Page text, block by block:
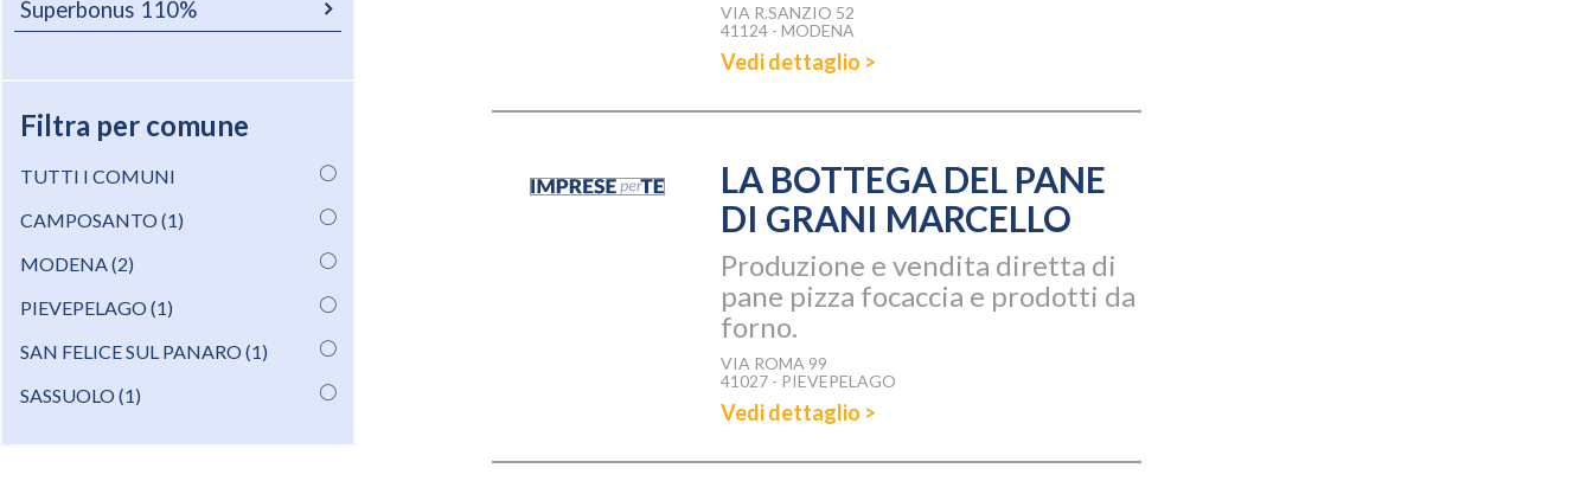
Superbonus 110%
Filtra per comune
TUTTI I COMUNI
CAMPOSANTO (1)
MODENA (2)
PIEVEPELAGO (1)
SAN FELICE SUL PANARO (1)
SASSUOLO (1)
VIA R.SANZIO 52
41124 - MODENA
Vedi dettaglio >
LA BOTTEGA DEL PANE
DI GRANI MARCELLO
Produzione e vendita diretta di
pane pizza focaccia e prodotti da
forno.
VIA ROMA 99
41027 - PIEVEPELAGO
Vedi dettaglio >